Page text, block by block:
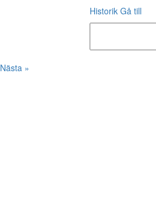
Historik Gå till
Nästa »